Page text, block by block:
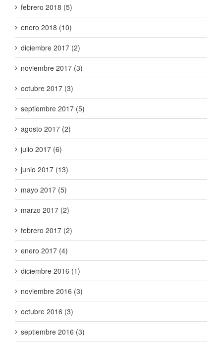
febrero 2018 (5)
enero 2018 (10)
diciembre 2017 (2)
noviembre 2017 (3)
octubre 2017 (3)
septiembre 2017 (5)
agosto 2017 (2)
julio 2017 (6)
junio 2017 (13)
mayo 2017 (5)
marzo 2017 (2)
febrero 2017 (2)
enero 2017 (4)
diciembre 2016 (1)
noviembre 2016 (3)
octubre 2016 (3)
septiembre 2016 (3)